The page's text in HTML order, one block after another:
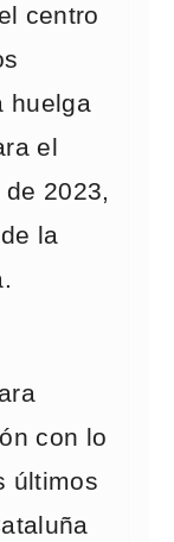
centro
huelga
el
2023,
la
con lo
últimos